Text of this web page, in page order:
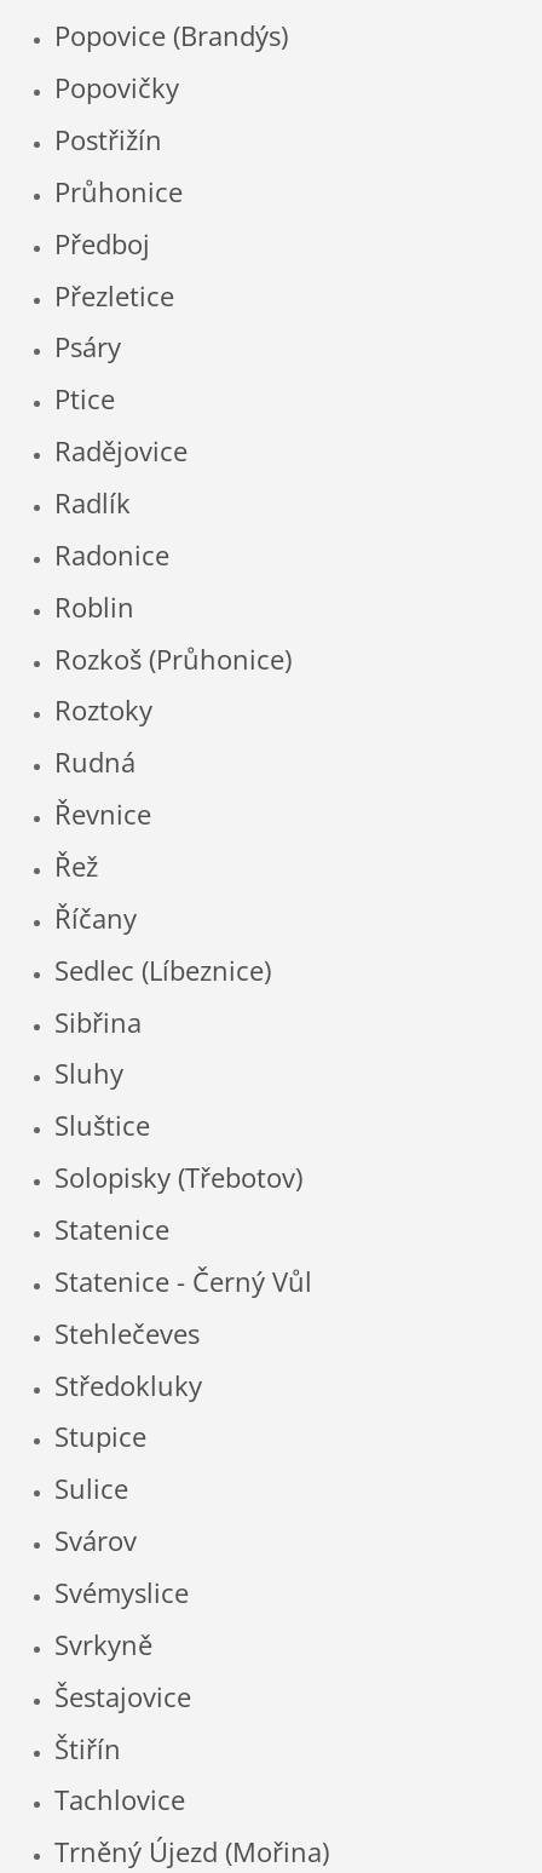
Popovice (Brandýs)
Popovičky
Postřižín
Průhonice
Předboj
Přezletice
Psáry
Ptice
Radějovice
Radlík
Radonice
Roblin
Rozkoš (Průhonice)
Roztoky
Rudná
Řevnice
Řež
Říčany
Sedlec (Líbeznice)
Sibřina
Sluhy
Sluštice
Solopisky (Třebotov)
Statenice
Statenice - Černý Vůl
Stehlečeves
Středokluky
Stupice
Sulice
Svárov
Svémyslice
Svrkyně
Šestajovice
Štiřín
Tachlovice
Trněný Újezd (Mořina)